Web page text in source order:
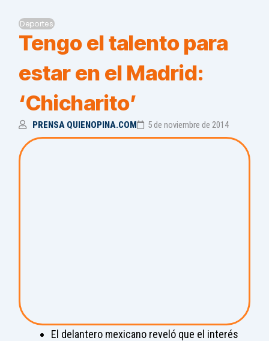
Deportes
Tengo el talento para
estar en el Madrid:
‘Chicharito’
PRENSA QUIENOPINA.COM 5 de noviembre de 2014
El delantero mexicano reveló que el interés